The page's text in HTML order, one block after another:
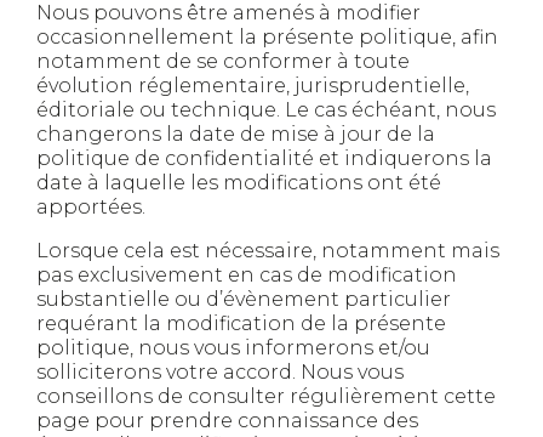
Nous pouvons être amenés à modifier
occasionnellement la présente politique, afin
notamment de se conformer à toute
évolution réglementaire, jurisprudentielle,
éditoriale ou technique. Le cas échéant, nous
changerons la date de mise à jour de la
politique de confidentialité et indiquerons la
date à laquelle les modifications ont été
apportées.
Lorsque cela est nécessaire, notamment mais
pas exclusivement en cas de modification
substantielle ou d’évènement particulier
requérant la modification de la présente
politique, nous vous informerons et/ou
solliciterons votre accord. Nous vous
conseillons de consulter régulièrement cette
page pour prendre connaissance des